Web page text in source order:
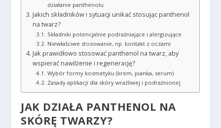
działanie panthenolu
Jakich składników i sytuacji unikać stosując panthenol
na twarz?
Składniki potencjalnie podrażniające i alergizujące
Niewłaściwe stosowanie, np. kontakt z oczami
Jak prawidłowo stosować panthenol na twarz, aby
wspierać nawilżenie i regenerację?
Wybór formy kosmetyku (krem, pianka, serum)
Zasady aplikacji dla skóry wrażliwej i podrażnionej
JAK DZIAŁA PANTHENOL NA
SKÓRĘ TWARZY?